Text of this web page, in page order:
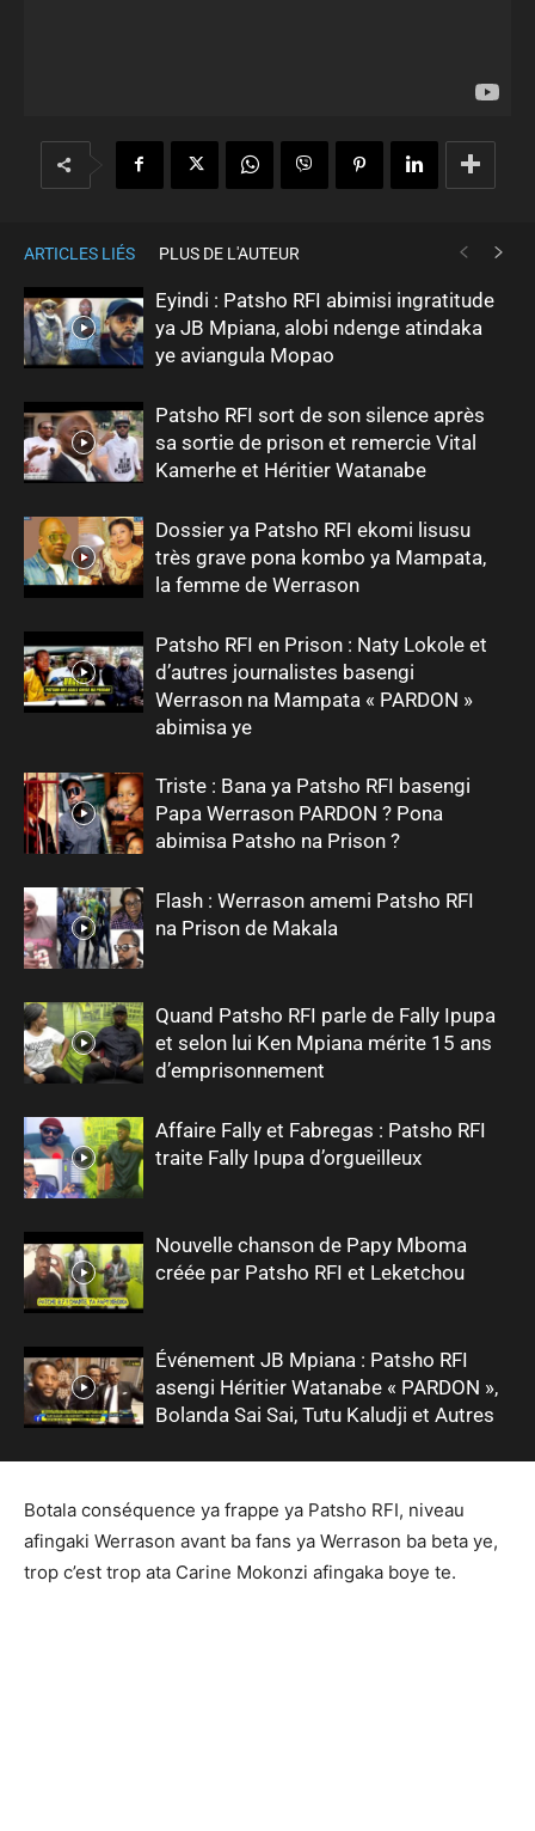
ARTICLES LIÉS PLUS DE L'AUTEUR
Eyindi : Patsho RFI abimisi ingratitude
ya JB Mpiana, alobi ndenge atindaka
ye aviangula Mopao
Patsho RFI sort de son silence après
sa sortie de prison et remercie Vital
Kamerhe et Héritier Watanabe
Dossier ya Patsho RFI ekomi lisusu
très grave pona kombo ya Mampata,
la femme de Werrason
Patsho RFI en Prison : Naty Lokole et
d’autres journalistes basengi
Werrason na Mampata « PARDON »
abimisa ye
Triste : Bana ya Patsho RFI basengi
Papa Werrason PARDON ? Pona
abimisa Patsho na Prison ?
Flash : Werrason amemi Patsho RFI
na Prison de Makala
Quand Patsho RFI parle de Fally Ipupa
et selon lui Ken Mpiana mérite 15 ans
d’emprisonnement
Affaire Fally et Fabregas : Patsho RFI
traite Fally Ipupa d’orgueilleux
Nouvelle chanson de Papy Mboma
créée par Patsho RFI et Leketchou
Événement JB Mpiana : Patsho RFI
asengi Héritier Watanabe « PARDON »,
Bolanda Sai Sai, Tutu Kaludji et Autres
Botala conséquence ya frappe ya Patsho RFI, niveau
afingaki Werrason avant ba fans ya Werrason ba beta ye,
trop c’est trop ata Carine Mokonzi afingaka boye te.